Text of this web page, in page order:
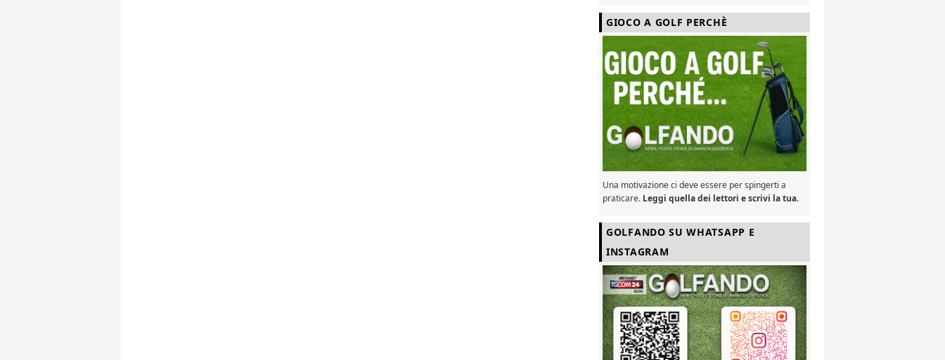
GIOCO A GOLF PERCHÈ
Una motivazione ci deve essere per spingerti a
praticare. Leggi quella dei lettori e scrivi la tua.
GOLFANDO SU WHATSAPP E
INSTAGRAM